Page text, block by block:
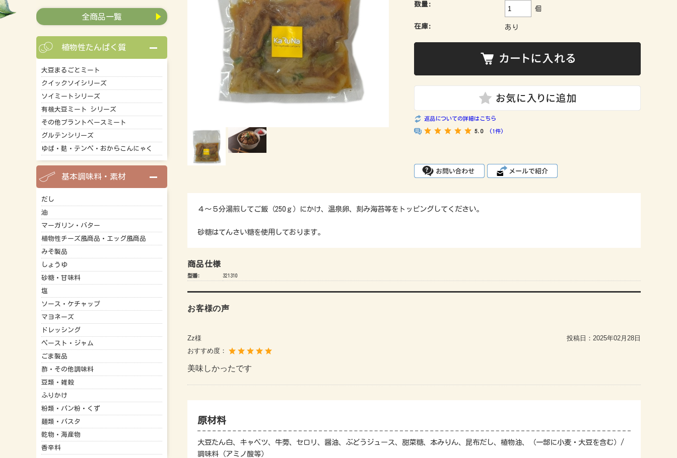
数量:
個
在庫: あり
返品についての詳細はこちら
5.0 (1件)
４～５分湯煎してご飯（250ｇ）にかけ、温泉卵、刻み海苔等をトッピングしてください。
砂糖はてんさい糖を使用しております。
商品仕様
型番: 321310
お客様の声
Zz様 投稿日： 2025年02月28日
おすすめ度：
美味しかったです
原材料
大豆たん白、キャベツ、牛蒡、セロリ、醤油、ぶどうジュース、甜菜糖、本みりん、昆布だし、植物油、（一部に小麦・大豆を含む）/
調味料（アミノ酸等）
全商品一覧
植物性たんぱく質
大豆まるごとミート
クイックソイシリーズ
ソイミートシリーズ
有機大豆ミート シリーズ
その他プラントベースミート
グルテンシリーズ
ゆば・麩・テンペ・おからこんにゃく
基本調味料・素材
だし
油
マーガリン・バター
植物性チーズ風商品・エッグ風商品
みそ製品
しょうゆ
砂糖・甘味料
塩
ソース・ケチャップ
マヨネーズ
ドレッシング
ペースト・ジャム
ごま製品
酢・その他調味料
豆類・雑穀
ふりかけ
粉類・パン粉・くず
麺類・パスタ
乾物・海産物
香辛料